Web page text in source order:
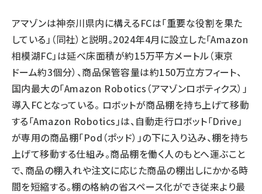
アマゾンは神奈川県内に構えるFCは「重要な役割を果た
している」（同社）と説明。2024年4月に設立した「Amazon
相模湖FC」は延べ床面積が約15万平方メートル（東京
ドーム約3個分）、商品保管容量は約150万立方フィート、
国内最大の「Amazon Robotics（アマゾンロボティクス）」
導入FCとなっている。 ロボットが商品棚を持ち上げて移動
する「Amazon Robotics」は、自動走行ロボット「Drive」
が専用の商品棚「Pod（ポッド）」の下に入り込み、棚を持ち
上げて移動する仕組み。商品棚を働く人のもとへ運ぶこと
で、商品の棚入れや注文に応じた商品の棚出しにかかる時
間を短縮する。棚の格納の省スペース化ができ従来より最